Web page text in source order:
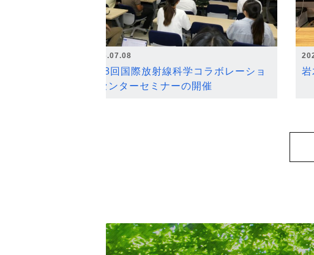
2026.07.08
第18回国際放射線科学コラボレーショ
ンセンターセミナーの開催
岩